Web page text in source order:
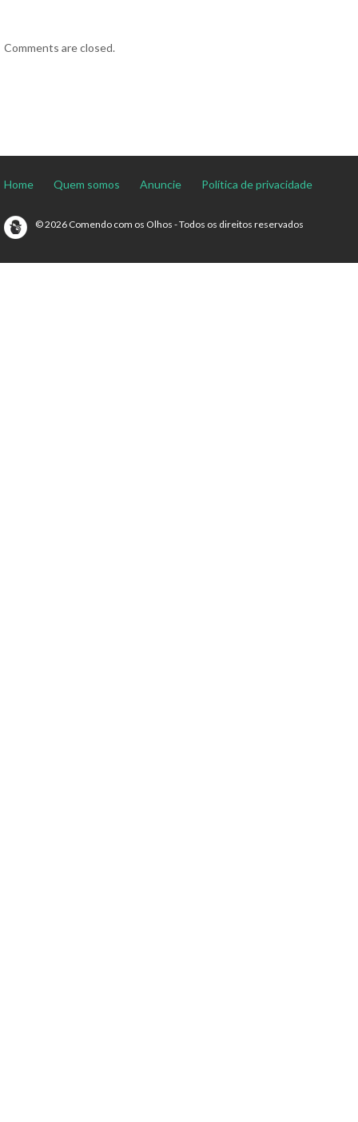
Comments are closed.
Home Quem somos Anuncie Política de privacidade
© 2026 Comendo com os Olhos - Todos os direitos reservados